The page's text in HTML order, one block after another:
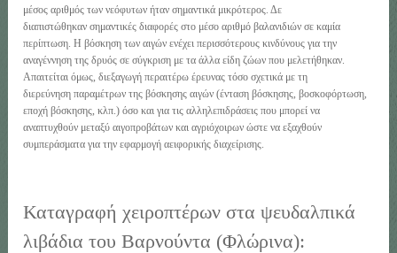
μέσος αριθμός των νεόφυτων ήταν σημαντικά μικρότερος. Δε
διαπιστώθηκαν σημαντικές διαφορές στο μέσο αριθμό βαλανιδιών σε καμία
περίπτωση. Η βόσκηση των αιγών ενέχει περισσότερους κινδύνους για την
αναγέννηση της δρυός σε σύγκριση με τα άλλα είδη ζώων που μελετήθηκαν.
Απαιτείται όμως, διεξαγωγή περαιτέρω έρευνας τόσο σχετικά με τη
διερεύνηση παραμέτρων της βόσκησης αιγών (ένταση βόσκησης, βοσκοφόρτωση,
εποχή βόσκησης, κλπ.) όσο και για τις αλληλεπιδράσεις που μπορεί να
αναπτυχθούν μεταξύ αιγοπροβάτων και αγριόχοιρων ώστε να εξαχθούν
συμπεράσματα για την εφαρμογή αειφορικής διαχείρισης.
Καταγραφή χειροπτέρων στα ψευδαλπικά
λιβάδια του Βαρνούντα (Φλώρινα):